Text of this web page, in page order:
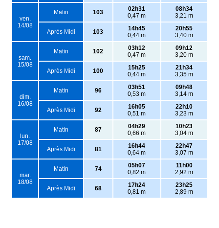
ven.
14/08
Matin 103
02h31
0,47 m
08h34
3,21 m
Après Midi 103
14h45
0,44 m
20h55
3,40 m
sam.
15/08
Matin 102
03h12
0,47 m
09h12
3,20 m
Après Midi 100
15h25
0,44 m
21h34
3,35 m
dim.
16/08
Matin 96
03h51
0,53 m
09h48
3,14 m
Après Midi 92
16h05
0,51 m
22h10
3,23 m
lun.
17/08
Matin 87
04h29
0,66 m
10h23
3,04 m
Après Midi 81
16h44
0,64 m
22h47
3,07 m
mar.
18/08
Matin 74
05h07
0,82 m
11h00
2,92 m
Après Midi 68
17h24
0,81 m
23h25
2,89 m